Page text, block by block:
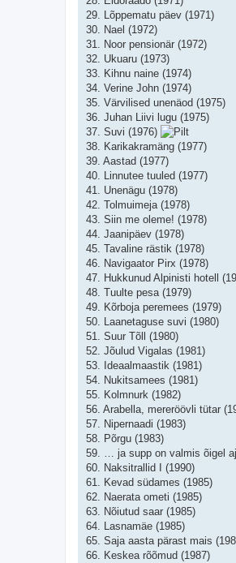
29. Lõppematu päev (1971)
30. Nael (1972)
31. Noor pensionär (1972)
32. Ukuaru (1973)
33. Kihnu naine (1974)
34. Verine John (1974)
35. Värvilised unenäod (1975)
36. Juhan Liivi lugu (1975)
37. Suvi (1976)
38. Karikakramäng (1977)
39. Aastad (1977)
40. Linnutee tuuled (1977)
41. Unenägu (1978)
42. Tolmuimeja (1978)
43. Siin me oleme! (1978)
44. Jaanipäev (1978)
45. Tavaline rästik (1978)
46. Navigaator Pirx (1978)
47. Hukkunud Alpinisti hotell
48. Tuulte pesa (1979)
49. Kõrboja peremees (1979)
50. Laanetaguse suvi (1980)
51. Suur Tõll (1980)
52. Jõulud Vigalas (1981)
53. Ideaalmaastik (1981)
54. Nukitsamees (1981)
55. Kolmnurk (1982)
56. Arabella, mereröövli tütar
57. Nipernaadi (1983)
58. Põrgu (1983)
59. … ja supp on valmis õigel
60. Naksitrallid I (1990)
61. Kevad südames (1985)
62. Naerata ometi (1985)
63. Nõiutud saar (1985)
64. Lasnamäe (1985)
65. Saja aasta pärast mais
66. Keskea rõõmud (1987)